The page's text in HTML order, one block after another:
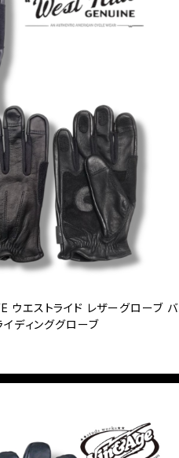
エストライド レザーグローブ バ
ディンググローブ